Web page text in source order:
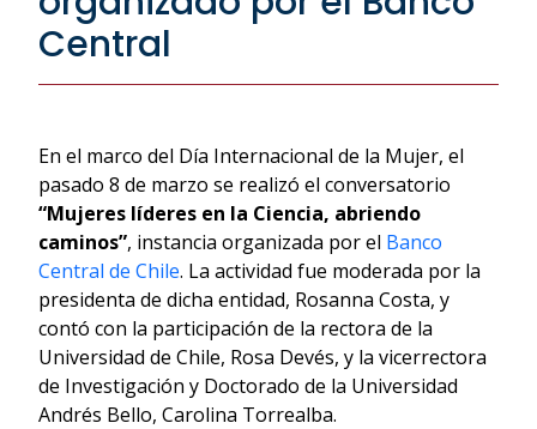
Central
En el marco del Día Internacional de la Mujer, el
pasado 8 de marzo se realizó el conversatorio
“Mujeres líderes en la Ciencia, abriendo
caminos”, instancia organizada por el Banco
Central de Chile. La actividad fue moderada por la
presidenta de dicha entidad, Rosanna Costa, y
contó con la participación de la rectora de la
Universidad de Chile, Rosa Devés, y la vicerrectora
de Investigación y Doctorado de la Universidad
Andrés Bello, Carolina Torrealba.